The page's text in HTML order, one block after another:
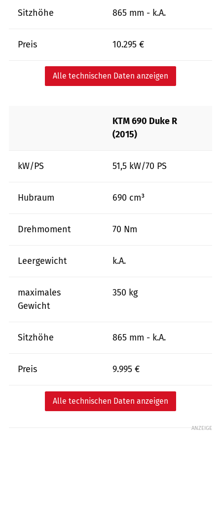
Sitzhöhe 865 mm - k.A.
Preis 10.295 €
Alle technischen Daten anzeigen
KTM 690 Duke R
(2015)
kW/PS 51,5 kW/70 PS
Hubraum 690 cm³
Drehmoment 70 Nm
Leergewicht k.A.
maximales
Gewicht
350 kg
Sitzhöhe 865 mm - k.A.
Preis 9.995 €
Alle technischen Daten anzeigen
ANZEIGE